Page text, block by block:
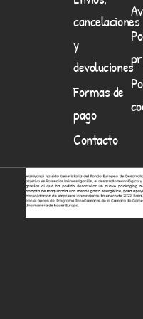
cancelaciones
y
devoluciones
Formas de
pago
Contacto